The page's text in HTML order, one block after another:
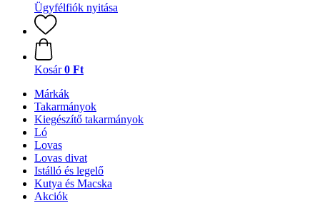
Ügyfélfiók nyitása
Kosár 0 Ft
Márkák
Takarmányok
Kiegészítő takarmányok
Ló
Lovas
Lovas divat
Istálló és legelő
Kutya és Macska
Akciók